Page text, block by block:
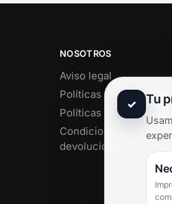
NOSOTROS
Aviso legal
Políticas de privacidad
Políticas de cookies
Condiciones de envío
devoluciones
✓ Tu